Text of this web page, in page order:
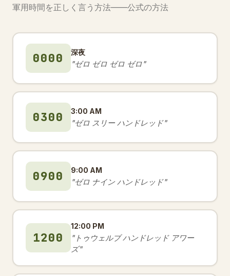
軍用時間を正しく言う方法——公式の方法
0000 深夜
"ゼロ ゼロ ゼロ ゼロ"
0300 3:00 AM
"ゼロ スリー ハンドレッド"
0900 9:00 AM
"ゼロ ナイン ハンドレッド"
1200
12:00 PM
"トゥウェルブ ハンドレッド アワー
ズ"